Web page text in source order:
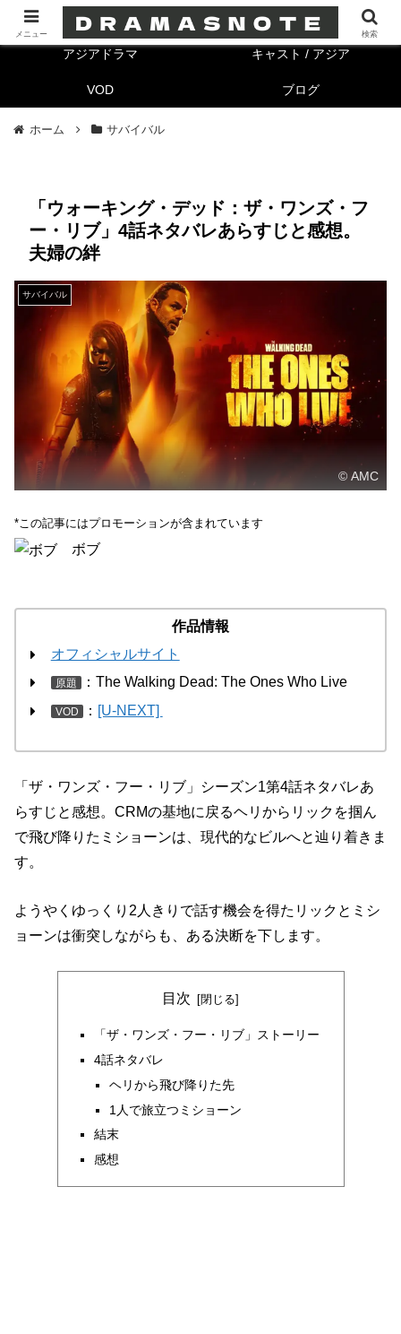
海外ドラマ キャスト/海外
アジアドラマ キャスト / アジア
VOD ブログ
ホーム サバイバル
「ウォーキング・デッド：ザ・ワンズ・フ
ー・リブ」4話ネタバレあらすじと感想。
夫婦の絆
サバイバル
© AMC
*この記事にはプロモーションが含まれています
ボブ
作品情報
オフィシャルサイト
原題 ：The Walking Dead: The Ones Who Live
VOD ： [U-NEXT]
「ザ・ワンズ・フー・リブ」シーズン1第4話ネタバレあ
らすじと感想。CRMの基地に戻るヘリからリックを掴ん
で飛び降りたミショーンは、現代的なビルへと辿り着きま
す。
ようやくゆっくり2人きりで話す機会を得たリックとミシ
ョーンは衝突しながらも、ある決断を下します。
目次
「ザ・ワンズ・フー・リブ」ストーリー
4話ネタバレ
ヘリから飛び降りた先
1人で旅立つミショーン
結末
感想
メニュー 検索